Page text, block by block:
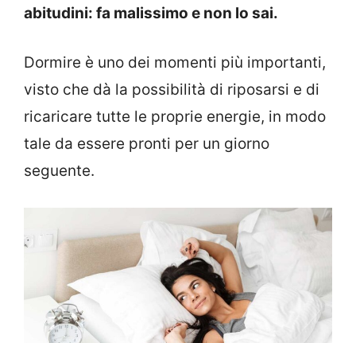
abitudini: fa malissimo e non lo sai.
Dormire è uno dei momenti più importanti,
visto che dà la possibilità di riposarsi e di
ricaricare tutte le proprie energie, in modo
tale da essere pronti per un giorno
seguente.